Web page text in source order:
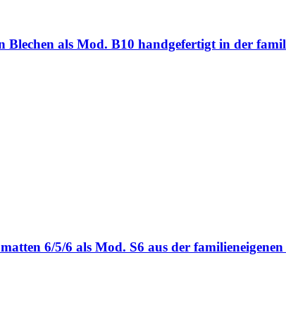
Blechen als Mod. B10 handgefertigt in der
6/5/6 als Mod. S6 aus der